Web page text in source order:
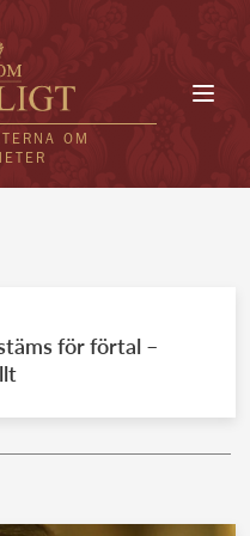
OM
för förtal –